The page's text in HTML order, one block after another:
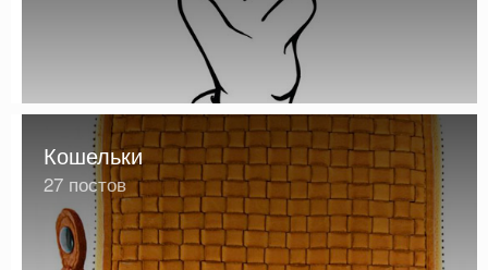
Кошельки
27 постов